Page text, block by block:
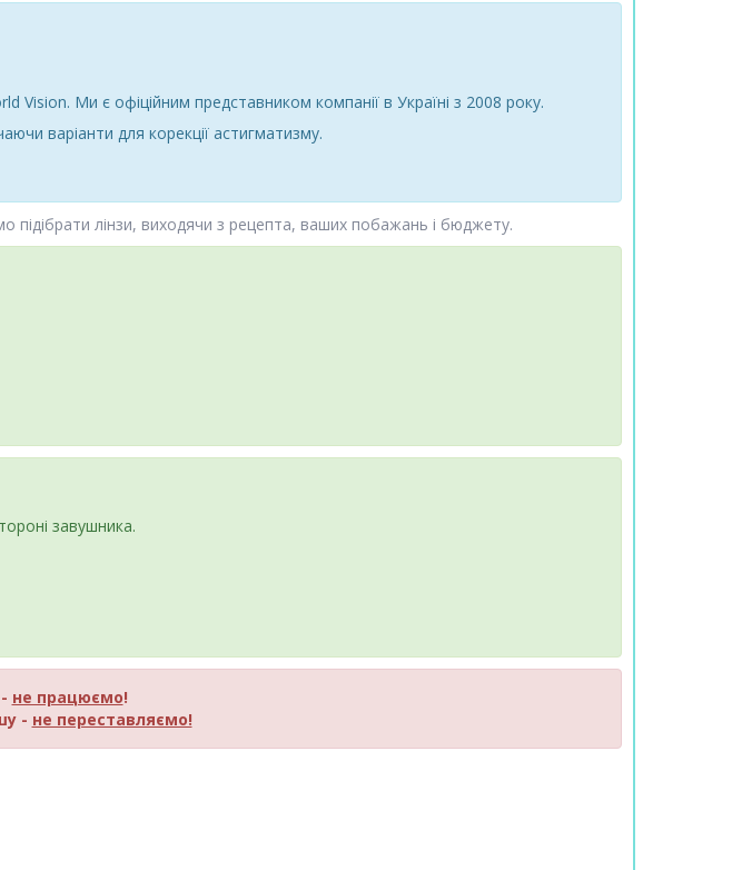
Vision. Ми є офіційним представником компанії в Україні з 2008 року.
варіанти для корекції астигматизму.
лінзи, виходячи з рецепта, ваших побажань і бюджету.
завушника.
не працюємо!
- не переставляємо!